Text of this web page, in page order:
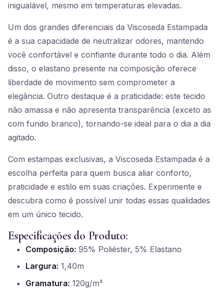
inigualável, mesmo em temperaturas elevadas.
Um dos grandes diferenciais da Viscoseda Estampada
é a sua capacidade de neutralizar odores, mantendo
você confortável e confiante durante todo o dia. Além
disso, o elastano presente na composição oferece
liberdade de movimento sem comprometer a
elegância. Outro destaque é a praticidade: este tecido
não amassa e não apresenta transparência (exceto as
com fundo branco), tornando-se ideal para o dia a dia
agitado.
Com estampas exclusivas, a Viscoseda Estampada é a
escolha perfeita para quem busca aliar conforto,
praticidade e estilo em suas criações. Experimente e
descubra como é possível unir todas essas qualidades
em um único tecido.
Especificações do Produto:
Composição: 95% Poliéster, 5% Elastano
Largura: 1,40m
Gramatura: 120g/m²